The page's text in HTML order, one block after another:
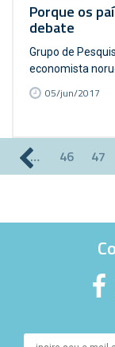
Porque os
debate
Grupo de
economista
05/jun/2017
Páginas
… 46 47